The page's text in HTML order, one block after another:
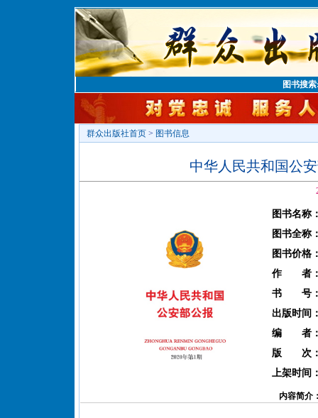
图书搜
群众出版社首页 > 图书信息
中华人民共和国公
图书名称
图书全称
图书价格
作 者
书 号
出版时间
编 者
版 次
上架时间
内容简介